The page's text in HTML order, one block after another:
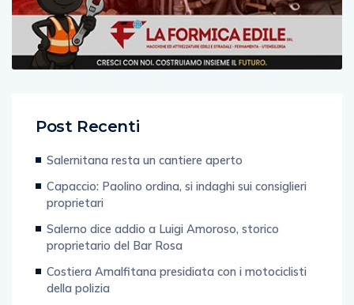
Post Recenti
Salernitana resta un cantiere aperto
Capaccio: Paolino ordina, si indaghi sui consiglieri
proprietari
Salerno dice addio a Luigi Amoroso, storico
proprietario del Bar Rosa
Costiera Amalfitana presidiata con i motociclisti
della polizia